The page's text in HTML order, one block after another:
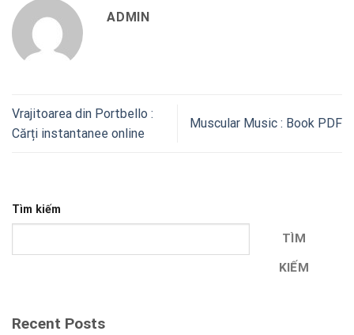
ADMIN
Vrajitoarea din Portbello :
Cărți instantanee online
Muscular Music : Book PDF
Tìm kiếm
TÌM
KIẾM
Recent Posts